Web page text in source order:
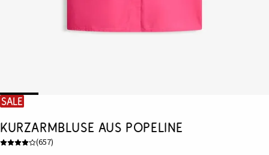
SALE
Kurzarmbluse aus Popeline
(657)